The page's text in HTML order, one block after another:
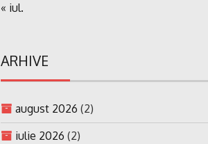
« iul.
ARHIVE
august 2026 (2)
iulie 2026 (2)